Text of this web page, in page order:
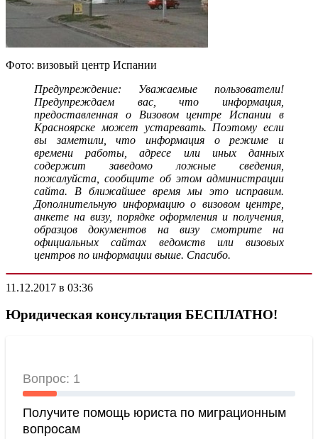
Фото: визовый центр Испании
Предупреждение: Уважаемые пользователи!
Предупреждаем вас, что информация,
предоставленная о Визовом центре Испании в
Красноярске может устаревать. Поэтому если
вы заметили, что информация о режиме и
времени работы, адресе или иных данных
содержит заведомо ложные сведения,
пожалуйста, сообщите об этом администрации
сайта. В ближайшее время мы это исправим.
Дополнительную информацию о визовом центре,
анкете на визу, порядке оформления и получения,
образцов документов на визу смотрите на
официальных сайтах ведомств или визовых
центров по информации выше. Спасибо.
11.12.2017 в 03:36
Юридическая консультация БЕСПЛАТНО!